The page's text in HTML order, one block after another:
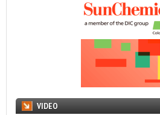
VIDEO